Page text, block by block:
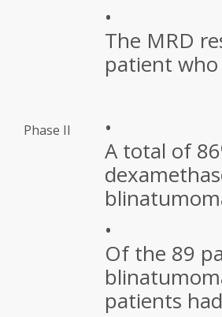
•
The MRD
patient
Phase II
•
A total of
•
Of the 89
patients